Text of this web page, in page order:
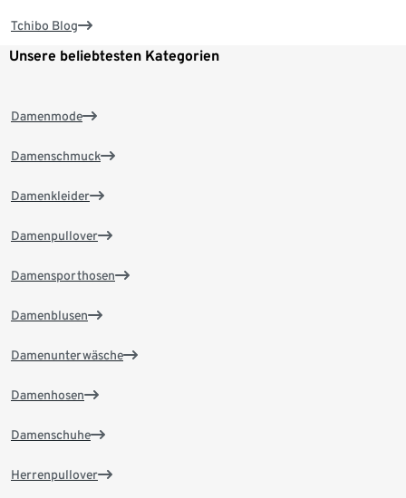
Tchibo Blog
Unsere beliebtesten Kategorien
Damenmode
Damenschmuck
Damenkleider
Damenpullover
Damensporthosen
Damenblusen
Damenunterwäsche
Damenhosen
Damenschuhe
Herrenpullover